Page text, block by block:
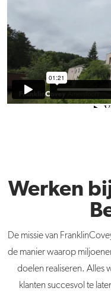
Werken
De missie van
de manier waarop
doelen realiseren. Alles
klanten succesvol te